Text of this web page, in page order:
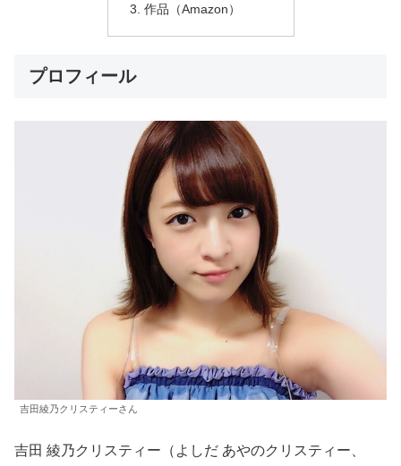
作品（Amazon）
プロフィール
吉田綾乃クリスティーさん
吉田 綾乃クリスティー（よしだ あやのクリスティー、